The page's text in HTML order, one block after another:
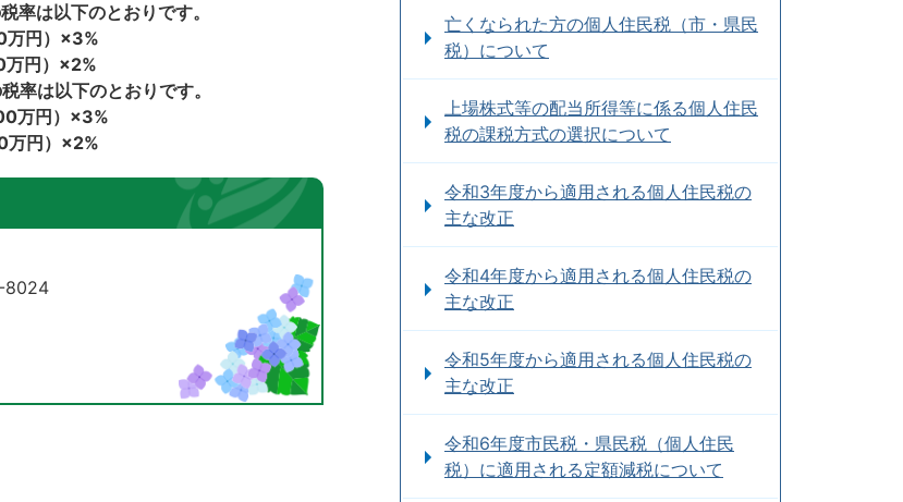
率は以下のとおりです。
万円）×3%
万円）×2%
率は以下のとおりです。
万円）×3%
万円）×2%
8024
亡くなられた方の個人住民税（市・県民
税）について
上場株式等の配当所得等に係る個人住民
税の課税方式の選択について
令和3年度から適用される個人住民税の
主な改正
令和4年度から適用される個人住民税の
主な改正
令和5年度から適用される個人住民税の
主な改正
令和6年度市民税・県民税（個人住民
税）に適用される定額減税について